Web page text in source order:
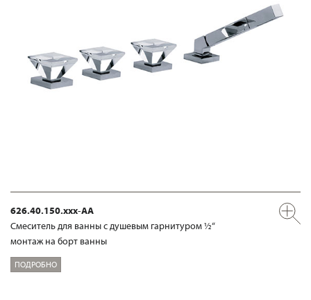
626.40.150.xxx-AA
Смеситель для ванны с душевым гарнитуром ½“
монтаж на борт ванны
ПОДРОБНО